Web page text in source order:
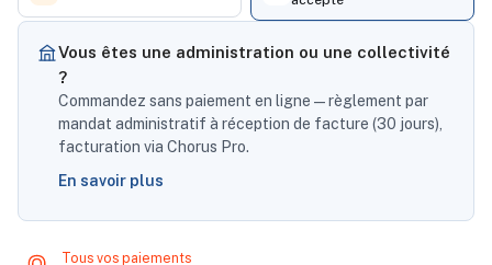
Vous êtes une administration ou une collectivité
?
Commandez sans paiement en ligne — règlement par
mandat administratif à réception de facture (30 jours),
facturation via Chorus Pro.
En savoir plus
Tous vos paiements